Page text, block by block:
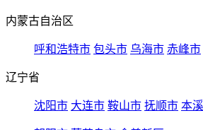
内蒙古自治区
呼和浩特市 包头市 乌海市 赤峰市
辽宁省
沈阳市 大连市 鞍山市 抚顺市 本